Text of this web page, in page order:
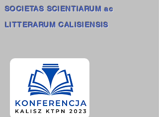
SOCIETAS SCIENTIARUM ac
LITTERARUM CALISIENSIS